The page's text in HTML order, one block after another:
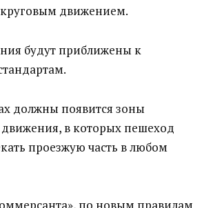
круговым движением.
будут приближены к
должны появится зоны
в которых пешеход
проезжую часть в любом